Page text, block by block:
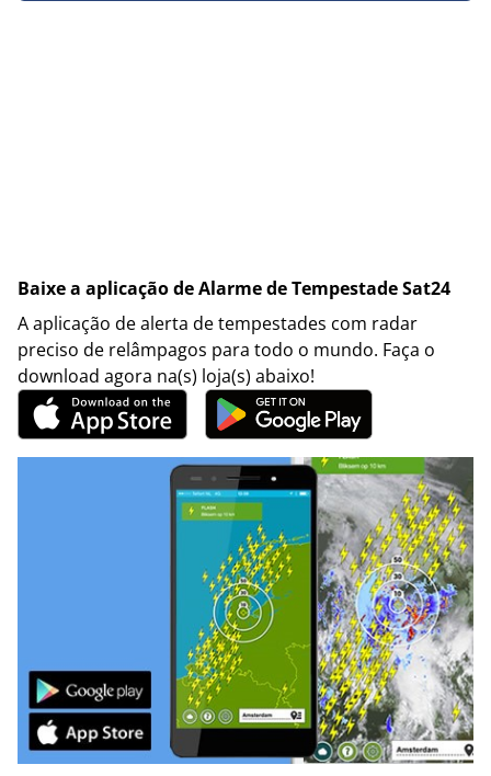
Baixe a aplicação de Alarme de Tempestade Sat24
A aplicação de alerta de tempestades com radar
preciso de relâmpagos para todo o mundo. Faça o
download agora na(s) loja(s) abaixo!